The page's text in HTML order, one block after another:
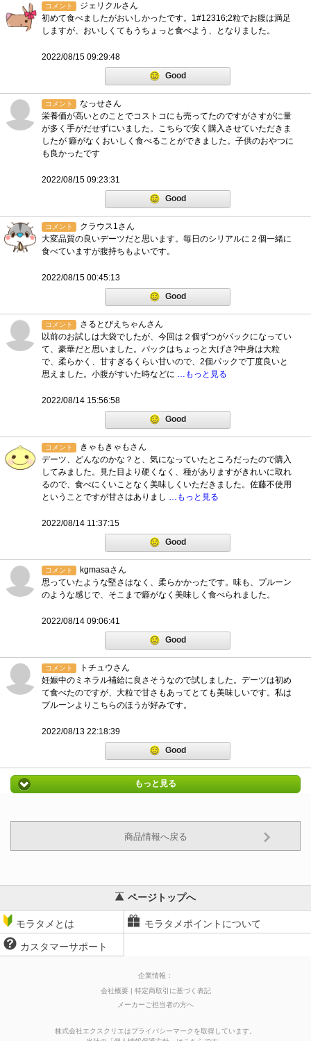
コメント
ジェリクルさん
初めて食べましたがおいしかったです。1#12316;2粒でお腹は満足
しますが、おいしくてもうちょっと食べよう、となりました。
2022/08/15 09:29:48
Good
コメント
なっせさん
栄養価が高いとのことでコストコにも売ってたのですがさすがに量
が多く手がだせずにいました。こちらで安く購入させていただきま
したが 癖がなくおいしく食べることができました。子供のおやつに
も良かったです
2022/08/15 09:23:31
Good
コメント
クラウス1さん
大変品質の良いデーツだと思います。毎日のシリアルに２個一緒に
食べていますが腹持ちもよいです。
2022/08/15 00:45:13
Good
コメント
さるとびえちゃんさん
以前のお試しは大袋でしたが、今回は２個ずつがパックになってい
て、豪華だと思いました。パックはちょっと大げさ?中身は大粒
で、柔らかく、甘すぎるくらい甘いので、2個パックで丁度良いと
思えました。小腹がすいた時などに …もっと見る
2022/08/14 15:56:58
Good
コメント
きゃもきゃもさん
デーツ、どんなのかな？と、気になっていたところだったので購入
してみました。見た目より硬くなく、種がありますがきれいに取れ
るので、食べにくいことなく美味しくいただきました。佐藤不使用
ということですが甘さはありまし …もっと見る
2022/08/14 11:37:15
Good
コメント
kgmasaさん
思っていたような堅さはなく、柔らかかったです。味も、プルーン
のような感じで、そこまで癖がなく美味しく食べられました。
2022/08/14 09:06:41
Good
コメント
トチュウさん
妊娠中のミネラル補給に良さそうなので試しました。デーツは初め
て食べたのですが、大粒で甘さもあってとても美味しいです。私は
プルーンよりこちらのほうが好みです。
2022/08/13 22:18:39
Good
もっと見る
商品情報へ戻る
ページトップへ
モラタメとは モラタメポイントについて
カスタマーサポート
企業情報：
会社概要
特定商取引に基づく表記
メーカーご担当者の方へ
株式会社エクスクリエはプライバシーマークを取得しています。